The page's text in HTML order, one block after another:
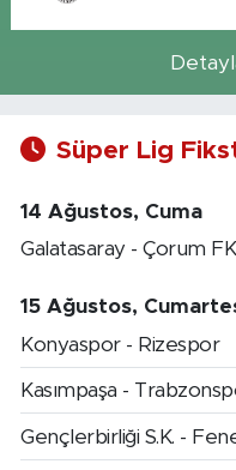
Süper Lig
14 Ağustos, Cuma
Galatasaray - Çorum FK
15 Ağustos,
Konyaspor - Rizespor
Kasımpaşa -
Gençlerbirliği S.K. -